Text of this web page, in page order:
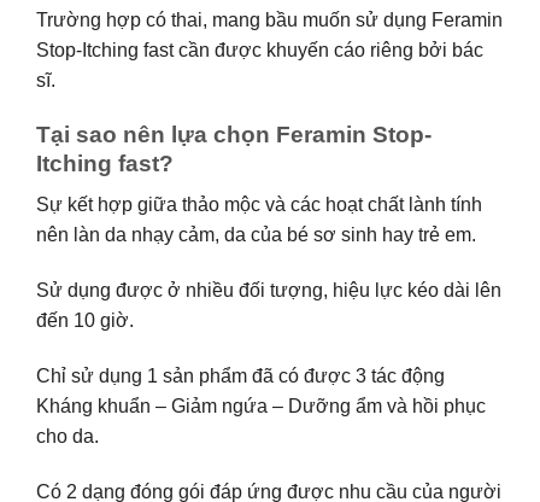
Trường hợp có thai, mang bầu muốn sử dụng Feramin
Stop-Itching fast cần được khuyến cáo riêng bởi bác
sĩ.
Tại sao nên lựa chọn Feramin Stop-
Itching fast?
Sự kết hợp giữa thảo mộc và các hoạt chất lành tính
nên làn da nhạy cảm, da của bé sơ sinh hay trẻ em.
Sử dụng được ở nhiều đối tượng, hiệu lực kéo dài lên
đến 10 giờ.
Chỉ sử dụng 1 sản phẩm đã có được 3 tác động
Kháng khuẩn – Giảm ngứa – Dưỡng ẩm và hồi phục
cho da.
Có 2 dạng đóng gói đáp ứng được nhu cầu của người